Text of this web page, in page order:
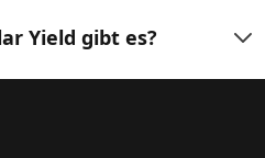
Yield gibt es?